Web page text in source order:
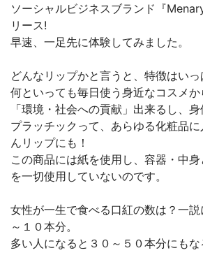
ソーシャルビジネスブランド『
リース!
早速、一足先に体験してみました。
どんなリップかと言うと、特徴はいっ
何といっても毎日使う身近なコスメか
「環境・社会への貢献」出来るし、身
プラッチックって、あらゆる化粧品
んリップにも！
この商品には紙を使用し、容器・中
を一切使⽤していないのです。
女性が一生で食べる口紅の数は？一説
～１０本分。
多い人になると３０～５０本分にもな